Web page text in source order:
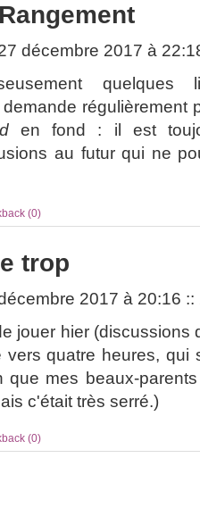
décembre 2017 à
quelques
régulièrement
en fond : il est
au futur qui ne
(0)
trop
2017 à 20:16 ::
jouer hier (discussions
vers quatre heures, qui
que mes beaux-
c'était très serré.)
(0)